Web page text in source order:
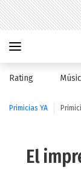
Rating
Primicias YA
El